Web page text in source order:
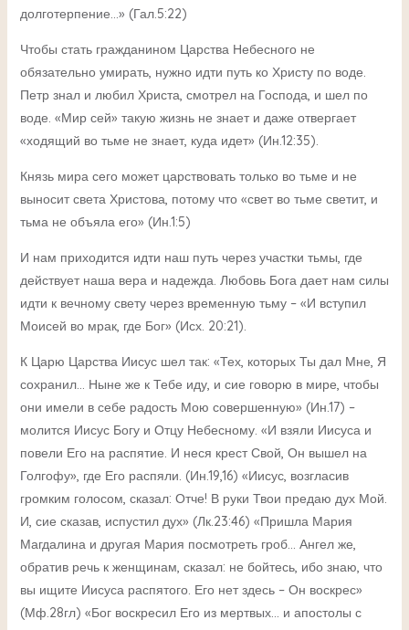
долготерпение…» (Гал.5:22)
Чтобы стать гражданином Царства Небесного не
обязательно умирать, нужно идти путь ко Христу по воде.
Петр знал и любил Христа, смотрел на Господа, и шел по
воде. «Мир сей» такую жизнь не знает и даже отвергает
«ходящий во тьме не знает, куда идет» (Ин.12:35).
Князь мира сего может царствовать только во тьме и не
выносит света Христова, потому что «свет во тьме светит, и
тьма не объяла его» (Ин.1:5)
И нам приходится идти наш путь через участки тьмы, где
действует наша вера и надежда. Любовь Бога дает нам силы
идти к вечному свету через временную тьму – «И вступил
Моисей во мрак, где Бог» (Исх. 20:21).
К Царю Царства Иисус шел так: «Тех, которых Ты дал Мне, Я
сохранил… Ныне же к Тебе иду, и сие говорю в мире, чтобы
они имели в себе радость Мою совершенную» (Ин.17) –
молится Иисус Богу и Отцу Небесному. «И взяли Иисуса и
повели Его на распятие. И неся крест Свой, Он вышел на
Голгофу», где Его распяли. (Ин.19,16) «Иисус, возгласив
громким голосом, сказал: Отче! В руки Твои предаю дух Мой.
И, сие сказав, испустил дух» (Лк.23:46) «Пришла Мария
Магдалина и другая Мария посмотреть гроб… Ангел же,
обратив речь к женщинам, сказал: не бойтесь, ибо знаю, что
вы ищите Иисуса распятого. Его нет здесь – Он воскрес»
(Мф.28гл) «Бог воскресил Его из мертвых… и апостолы с